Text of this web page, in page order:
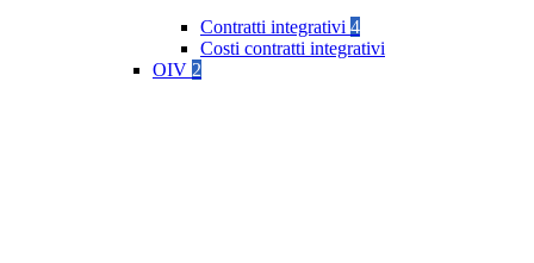
Contratti integrativi 4
Costi contratti integrativi
OIV 2